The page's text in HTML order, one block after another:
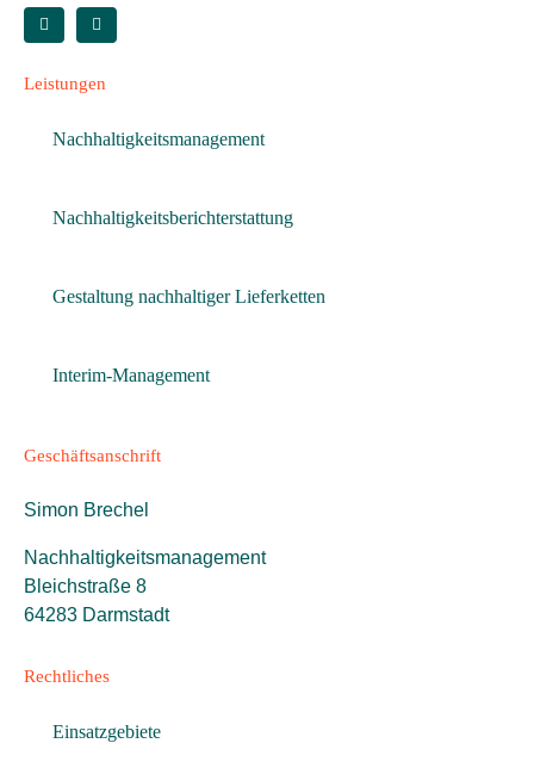
Leistungen
Nachhaltigkeitsmanagement
Nachhaltigkeitsberichterstattung
Gestaltung nachhaltiger Lieferketten
Interim-Management
Geschäftsanschrift
Simon Brechel
Nachhaltigkeitsmanagement
Bleichstraße 8
64283 Darmstadt
Rechtliches
Einsatzgebiete